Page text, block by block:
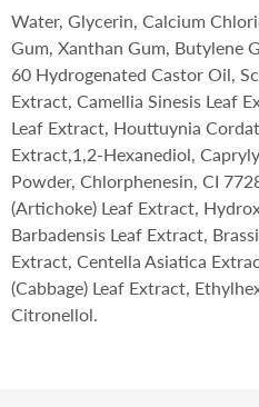
Water, Glycerin, Calcium
Gum, Xanthan Gum, Butylene
60 Hydrogenated Castor Oil,
Extract, Camellia Sinesis Leaf
Leaf Extract, Houttuynia
Extract,1,2-Hexanediol,
Powder, Chlorphenesin, CI
(Artichoke) Leaf Extract,
Barbadensis Leaf Extract,
Extract, Centella Asiatica
(Cabbage) Leaf Extract,
Citronellol.